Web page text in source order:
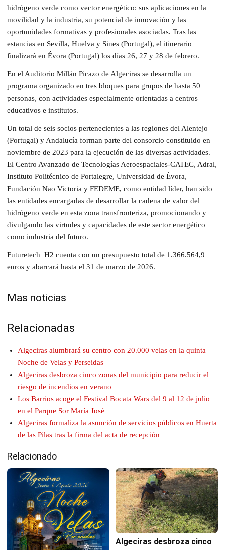
hidrógeno verde como vector energético: sus aplicaciones en la
movilidad y la industria, su potencial de innovación y las
oportunidades formativas y profesionales asociadas. Tras las
estancias en Sevilla, Huelva y Sines (Portugal), el itinerario
finalizará en Évora (Portugal) los días 26, 27 y 28 de febrero.
En el Auditorio Millán Picazo de Algeciras se desarrolla un
programa organizado en tres bloques para grupos de hasta 50
personas, con actividades especialmente orientadas a centros
educativos e institutos.
Un total de seis socios pertenecientes a las regiones del Alentejo
(Portugal) y Andalucía forman parte del consorcio constituido en
noviembre de 2023 para la ejecución de las diversas actividades.
El Centro Avanzado de Tecnologías Aeroespaciales-CATEC, Adral,
Instituto Politécnico de Portalegre, Universidad de Évora,
Fundación Nao Victoria y FEDEME, como entidad líder, han sido
las entidades encargadas de desarrollar la cadena de valor del
hidrógeno verde en esta zona transfronteriza, promocionando y
divulgando las virtudes y capacidades de este sector energético
como industria del futuro.
Futuretech_H2 cuenta con un presupuesto total de 1.366.564,9
euros y abarcará hasta el 31 de marzo de 2026.
Mas noticias
Relacionadas
Algeciras alumbrará su centro con 20.000 velas en la quinta
Noche de Velas y Perseidas
Algeciras desbroza cinco zonas del municipio para reducir el
riesgo de incendios en verano
Los Barrios acoge el Festival Bocata Wars del 9 al 12 de julio
en el Parque Sor María José
Algeciras formaliza la asunción de servicios públicos en Huerta
de las Pilas tras la firma del acta de recepción
Relacionado
Algeciras desbroza cinco